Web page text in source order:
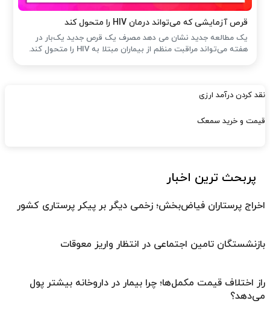
قرص آزمایشی که می‌تواند درمان HIV را متحول کند
یک مطالعه جدید نشان می دهد مصرف یک قرص جدید یک‌بار در
هفته می‌تواند مراقبت منظم از بیماران مبتلا به HIV را متحول کند.
نقد کردن درآمد ارزی
قیمت و خرید سمعک
پربحث ترین اخبار
اخراج پرستاران فیاض‌بخش؛ زخمی دیگر بر پیکر پرستاری کشور
بازنشستگان تامین اجتماعی در انتظار واریز معوقات
راز اختلاف قیمت مکمل‌ها؛ چرا بیمار در داروخانه بیشتر پول
می‌دهد؟